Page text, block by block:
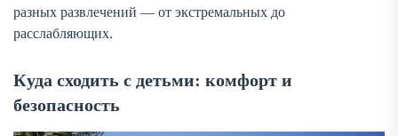
разных развлечений — от экстремальных до
расслабляющих.
Куда сходить с детьми: комфорт и
безопасность